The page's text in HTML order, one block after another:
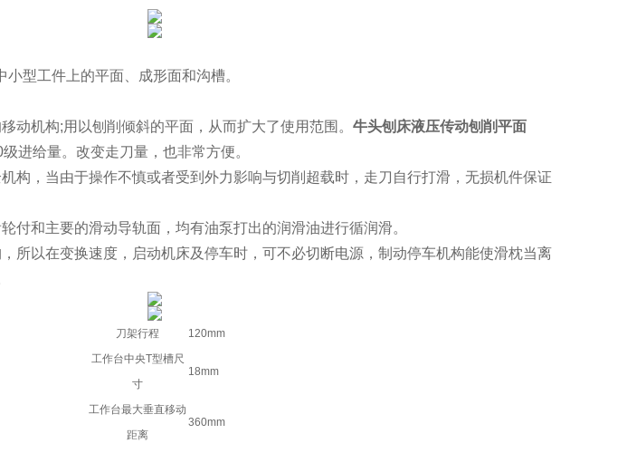
型工件上的平面、成形面和沟槽。
动机构;用以刨削倾斜的平面，从而扩大了使用范围。 牛头刨床液压传动刨削平面
进给量。改变走刀量，也非常方便。
构，当由于操作不慎或者受到外力影响与切削超载时，走刀自行打滑，无损机件保证
付和主要的滑动导轨面，均有油泵打出的润滑油进行循润滑。
所以在变换速度，启动机床及停车时，可不必切断电源，制动停车机构能使滑枕当离
刀架行程
120mm
工作台中央T型槽尺
寸
18mm
工作台最大垂直移动
距离
360mm